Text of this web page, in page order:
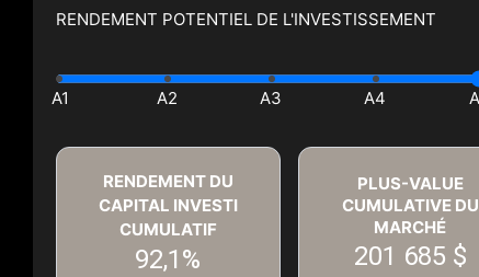
RENDEMENT POTENTIEL DE L'INVESTISSEMENT
RENDEMENT DU
CAPITAL INVESTI
CUMULATIF
92,1%
PLUS-VALUE
CUMULATIVE DU
MARCHÉ
201 685 $